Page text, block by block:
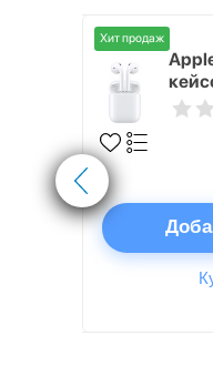
Хит продаж